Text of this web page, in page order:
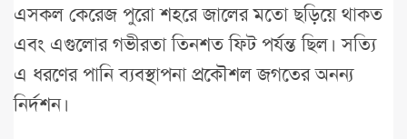
এসকল কেরেজ পুরো শহরে জালের মতো ছড়িয়ে থাকত
এবং এগুলোর গভীরতা তিনশত ফিট পর্যন্ত ছিল। সত্যি
এ ধরণের পানি ব্যবস্থাপনা প্রকৌশল জগতের অনন্য
নির্দশন।